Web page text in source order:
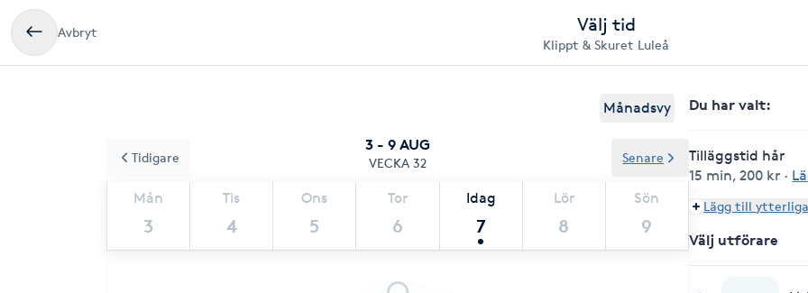
Avbryt Välj tid
Klippt & Skuret Luleå
Månadsvy
3 - 9 AUG
VECKA 32
Mån
3
Tis
4
Ons
5
Tor
6
Idag
7
Lör
8
Sön
9
Tidigare Senare
Du har valt:
Tilläggstid hår
15 min,200 kr ·
Lägg till
Välj utförare